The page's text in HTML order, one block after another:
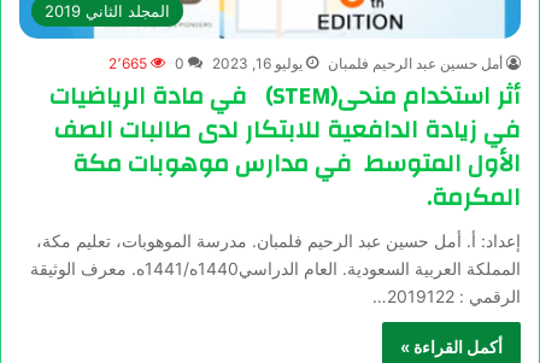
المجلد الثاني 2019
أمل حسين عبد الرحيم فلمبان يوليو 16, 2023 0 2٬665
أثر استخدام منحى(STEM) في مادة الرياضيات
في زيادة الدافعية للابتكار لدى طالبات الصف
الأول المتوسط في مدارس موهوبات مكة
المكرمة.
إعداد: أ. أمل حسين عبد الرحيم فلمبان. مدرسة الموهوبات، تعليم مكة،
المملكة العربية السعودية. العام الدراسي1440ه/1441ه. معرف الوثيقة
الرقمي : 2019122…
أكمل القراءة »